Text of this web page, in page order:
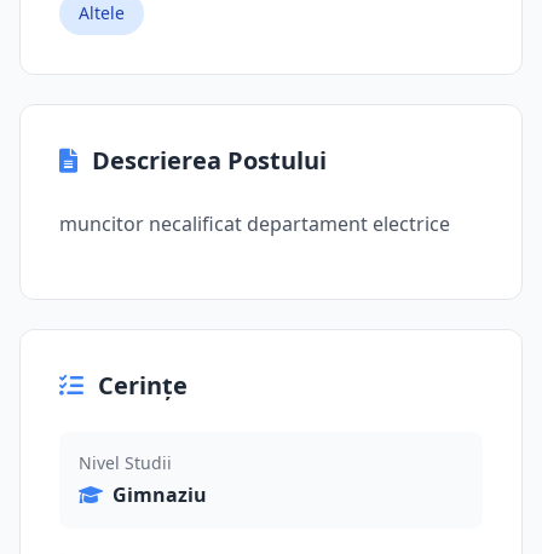
Altele
Descrierea Postului
muncitor necalificat departament electrice
Cerințe
Nivel Studii
Gimnaziu